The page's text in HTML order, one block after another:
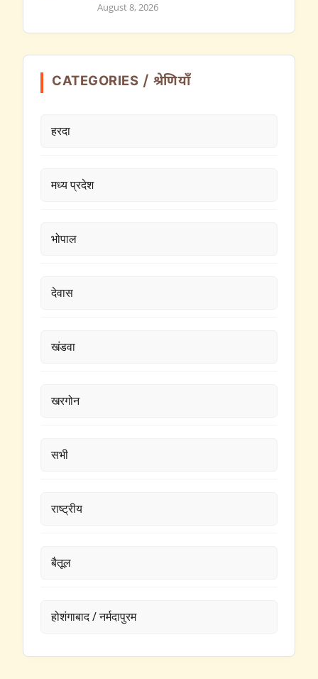
August 8, 2026
CATEGORIES / श्रेणियाँ
हरदा
मध्य प्रदेश
भोपाल
देवास
खंडवा
खरगोन
सभी
राष्ट्रीय
बैतूल
होशंगाबाद / नर्मदापुरम